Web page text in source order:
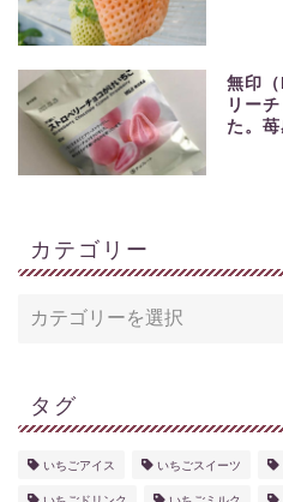
無印
リー
た。苺
カテゴリー
タグ
いちごアイス いちごスイーツ